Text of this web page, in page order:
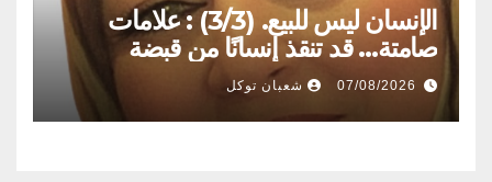
الإنسان ليس للبيع. (3/3) : علامات
صامتة… قد تنقذ إنسانًا من قبضة
المتاجرين بالبشر
07/08/2026 شعبان توكل